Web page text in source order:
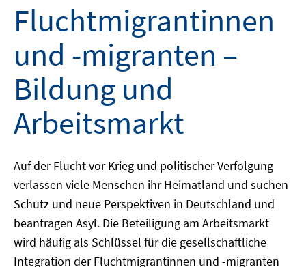
Fluchtmigrantinnen
und -migranten –
Bildung und
Arbeitsmarkt
Auf der Flucht vor Krieg und politischer Verfolgung
verlassen viele Menschen ihr Heimatland und suchen
Schutz und neue Perspektiven in Deutschland und
beantragen Asyl. Die Beteiligung am Arbeitsmarkt
wird häufig als Schlüssel für die gesellschaftliche
Integration der Fluchtmigrantinnen und -migranten